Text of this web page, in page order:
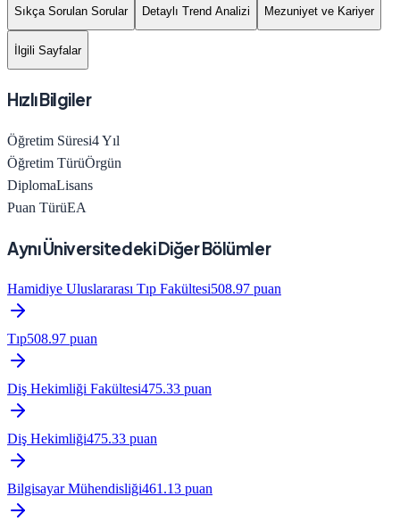
Sıkça Sorulan Sorular Detaylı Trend Analizi Mezuniyet ve Kariyer
İlgili Sayfalar
Hızlı Bilgiler
Öğretim Süresi4Yıl
Öğretim TürüÖrgün
DiplomaLisans
Puan TürüEA
Aynı Üniversitedeki Diğer Bölümler
Hamidiye Uluslararası Tıp Fakültesi508.97 puan
Tıp508.97 puan
Diş Hekimliği Fakültesi475.33 puan
Diş Hekimliği475.33 puan
Bilgisayar Mühendisliği461.13 puan